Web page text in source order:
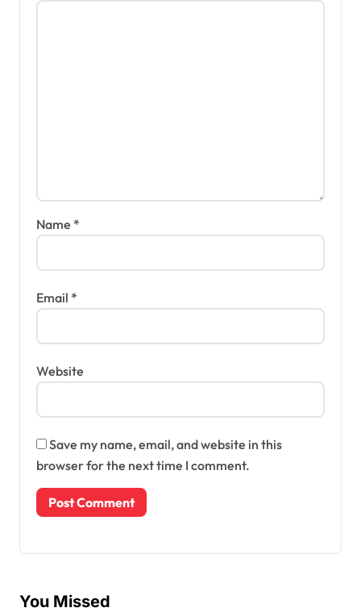
Name *
Email *
Website
Save my name, email, and website in this
browser for the next time I comment.
You Missed